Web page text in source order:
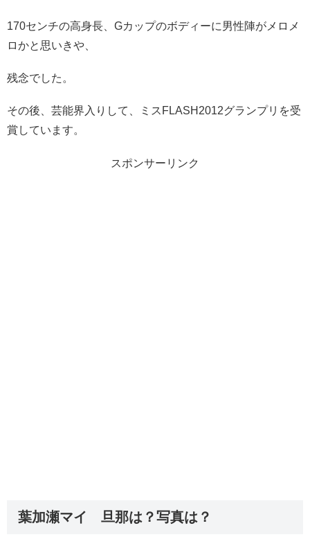
170センチの高身長、Gカップのボディーに男性陣がメロメ
ロかと思いきや、
残念でした。
その後、芸能界入りして、ミスFLASH2012グランプリを受
賞しています。
スポンサーリンク
葉加瀬マイ 旦那は？写真は？